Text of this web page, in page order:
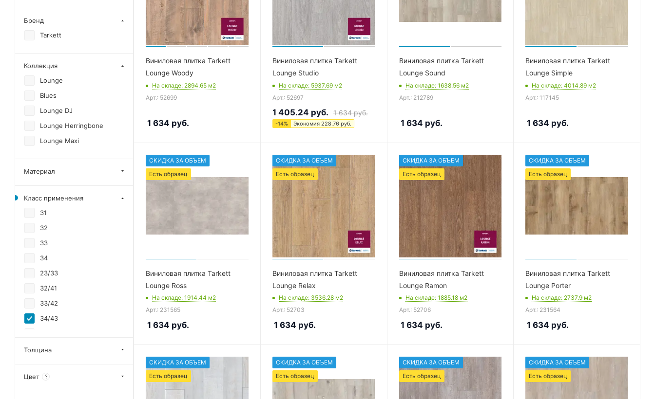
Виниловая плитка Tarkett
Lounge Woody
На складе: 2894.65 м2
Арт.: 52699
1 634 руб.
Виниловая плитка Tarkett
Lounge Studio
На складе: 5937.69 м2
Арт.: 52697
1 405.24 руб. 1 634руб.
-14% Экономия 228.76 руб.
Виниловая плитка Tarkett
Lounge Sound
На складе: 1638.56 м2
Арт.: 212789
1 634 руб.
Виниловая плитка Tarkett
Lounge Simple
На складе: 4014.89 м2
Арт.: 117145
1 634 руб.
СКИДКА ЗА ОБЪЕМ
Есть образец
Виниловая плитка Tarkett
Lounge Ross
На складе: 1914.44 м2
Арт.: 231565
1 634 руб.
СКИДКА ЗА ОБЪЕМ
Есть образец
Виниловая плитка Tarkett
Lounge Relax
На складе: 3536.28 м2
Арт.: 52703
1 634 руб.
СКИДКА ЗА ОБЪЕМ
Есть образец
Виниловая плитка Tarkett
Lounge Ramon
На складе: 1885.18 м2
Арт.: 52706
1 634 руб.
СКИДКА ЗА ОБЪЕМ
Есть образец
Виниловая плитка Tarkett
Lounge Porter
На складе: 2737.9 м2
Арт.: 231564
1 634 руб.
СКИДКА ЗА ОБЪЕМ
Есть образец
СКИДКА ЗА ОБЪЕМ
Есть образец
СКИДКА ЗА ОБЪЕМ
Есть образец
СКИДКА ЗА ОБЪЕМ
Есть образец
Бренд
Tarkett
Коллекция
Lounge
Blues
Lounge DJ
Lounge Herringbone
Lounge Maxi
Материал
Класс применения
31
32
33
34
23/33
32/41
33/42
34/43
23/34/43
23/34
Толщина
Цвет ?